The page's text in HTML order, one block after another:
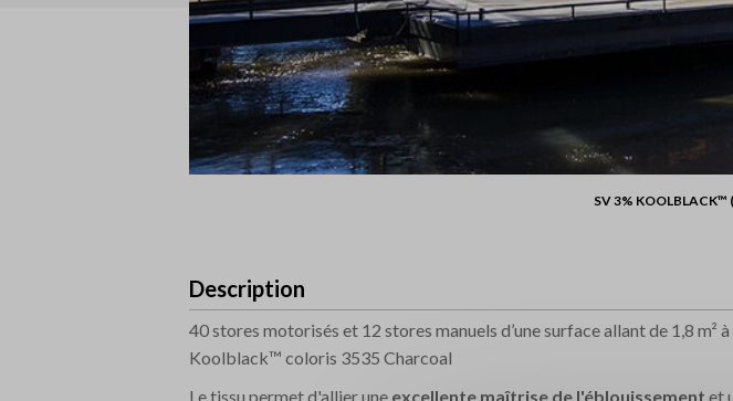
SV 3% KOOLBLACK™
Description
40 stores motorisés et 12 stores manuels d’une surface allant de 1,8 m² à
Koolblack™ coloris 3535 Charcoal
Le tissu permet d'allier une excellente maîtrise de l'éblouissement et